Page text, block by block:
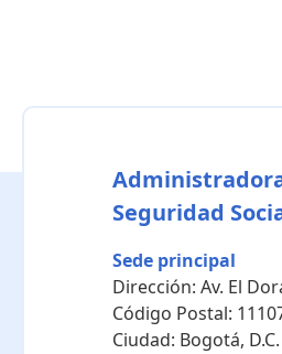
Seguridad
Sede principal
Dirección: Av. El
Código Postal:
Ciudad: Bogotá, D.C.